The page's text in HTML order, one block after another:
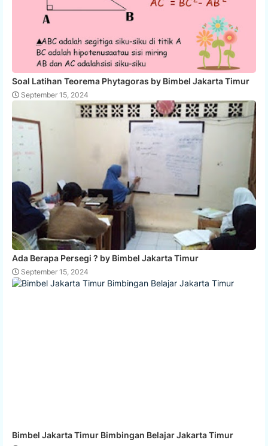
Soal Latihan Teorema Phytagoras by Bimbel Jakarta Timur
September 15, 2024
Ada Berapa Persegi ? by Bimbel Jakarta Timur
September 15, 2024
Bimbel Jakarta Timur Bimbingan Belajar Jakarta Timur